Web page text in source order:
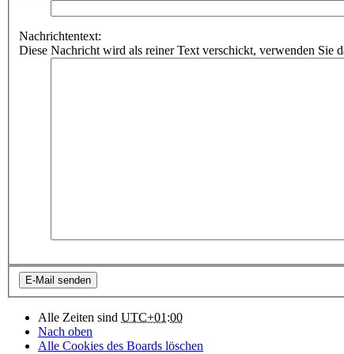
Nachrichtentext:
Diese Nachricht wird als reiner Text verschickt, verwenden
Alle Zeiten sind UTC+01:00
Nach oben
Alle Cookies des Boards löschen